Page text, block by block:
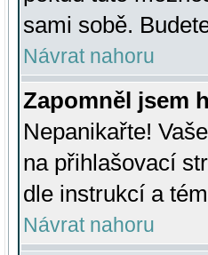
sami sobě.
Návrat nahoru
Zapomněl jsem
Nepanikařte!
na přihlašovací
dle instrukcí a
Návrat nahoru